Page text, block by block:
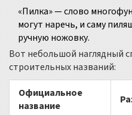
«Пилка» — слово
могут наречь, и саму
ручную ножовку.
Вот небольшой наглядный
строительных названий:
Официальное
название